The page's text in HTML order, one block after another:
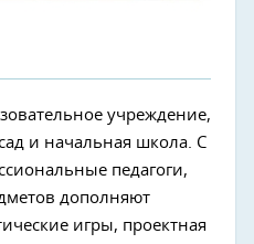
учреждение,
и начальная школа. С
педагоги,
дополняют
игры, проектная